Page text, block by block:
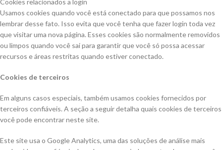
Cookies relacionados a login
Usamos cookies quando você está conectado para que possamos nos
lembrar desse fato. Isso evita que você tenha que fazer login toda vez
que visitar uma nova página. Esses cookies são normalmente removidos
ou limpos quando você sai para garantir que você só possa acessar
recursos e áreas restritas quando estiver conectado.
Cookies de terceiros
Em alguns casos especiais, também usamos cookies fornecidos por
terceiros confiáveis. A seção a seguir detalha quais cookies de terceiros
você pode encontrar neste site.
Este site usa o Google Analytics, uma das soluções de análise mais